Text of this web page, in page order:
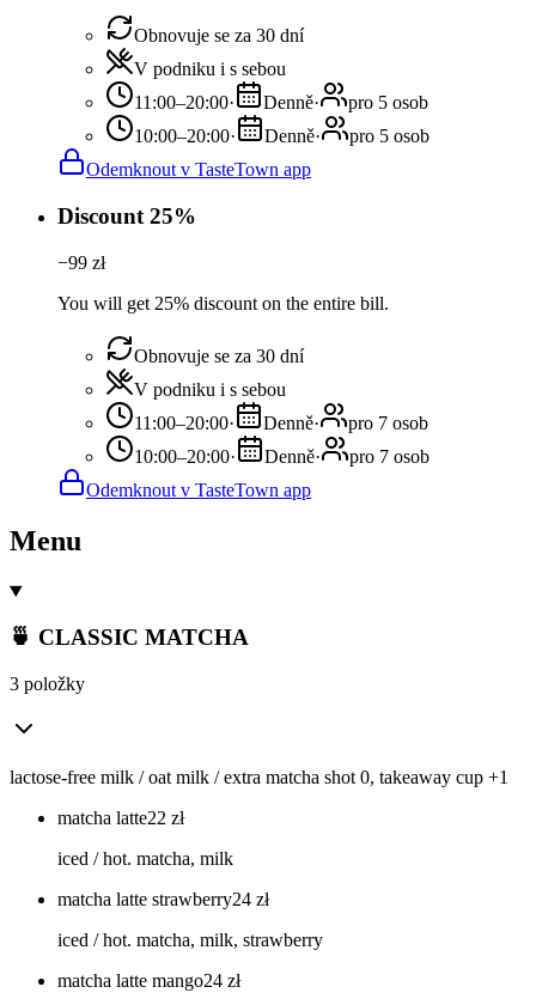
Obnovuje se za 30 dní
V podniku i s sebou
11:00–20:00· Denně·
pro 5 osob
10:00–20:00· Denně·
pro 5 osob
Odemknout v TasteTown app
Discount 25%
−99 zł
You will get 25% discount on the entire bill.
Obnovuje se za 30 dní
V podniku i s sebou
11:00–20:00· Denně·
pro 7 osob
10:00–20:00· Denně·
pro 7 osob
Odemknout v TasteTown app
Menu
🍵 CLASSIC MATCHA
3 položky
lactose-free milk / oat milk / extra matcha shot 0, takeaway cup +1
matcha latte22 zł
iced / hot. matcha, milk
matcha latte strawberry24 zł
iced / hot. matcha, milk, strawberry
matcha latte mango24 zł